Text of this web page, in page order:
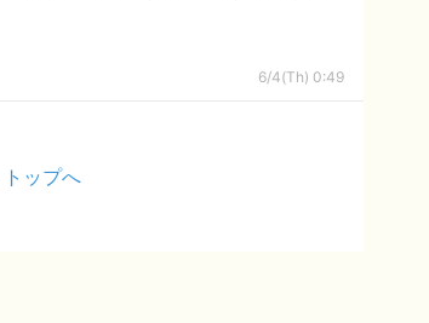
6/4(Th) 0:49
ップへ